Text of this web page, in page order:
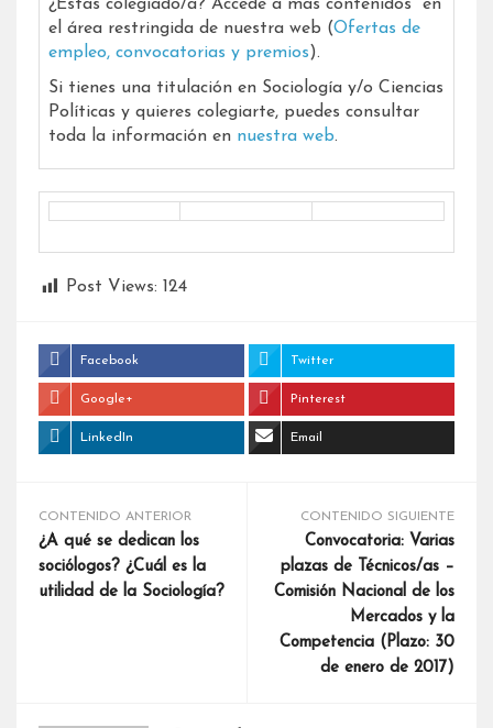
¿Estás colegiado/a? Accede a más contenidos en
el área restringida de nuestra web (Ofertas de
empleo, convocatorias y premios).
Si tienes una titulación en Sociología y/o Ciencias
Políticas y quieres colegiarte, puedes consultar
toda la información en nuestra web.
Post Views: 124
Facebook Twitter
Google+ Pinterest
LinkedIn Email
CONTENIDO ANTERIOR
¿A qué se dedican los
sociólogos? ¿Cuál es la
utilidad de la Sociología?
CONTENIDO SIGUIENTE
Convocatoria: Varias
plazas de Técnicos/as –
Comisión Nacional de los
Mercados y la
Competencia (Plazo: 30
de enero de 2017)